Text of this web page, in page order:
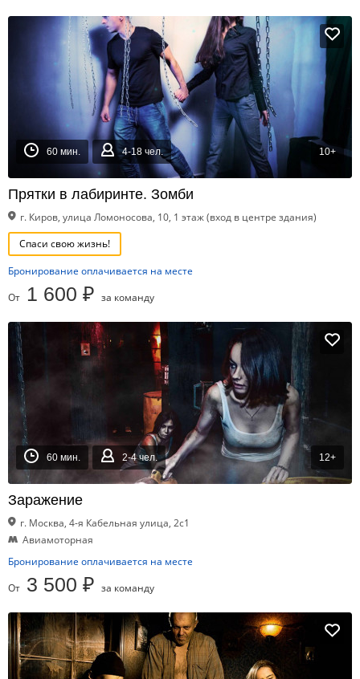
60 мин. 4-18 чел. 10+
Прятки в лабиринте. Зомби
г. Киров, улица Ломоносова, 10, 1 этаж (вход в центре здания)
Спаси свою жизнь!
Бронирование оплачивается на месте
От 1 600 ₽ за команду
60 мин. 2-4 чел. 12+
Заражение
г. Москва, 4-я Кабельная улица, 2с1
Авиамоторная
Бронирование оплачивается на месте
От 3 500 ₽ за команду